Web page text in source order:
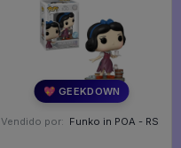
💖 GEEKDOWN
Vendido por: Funko in POA - RS